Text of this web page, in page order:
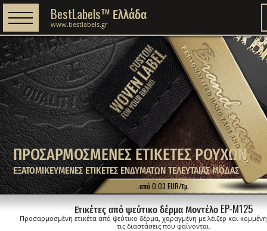
ΠΡΟΣΑΡΜΟΣΜΕΝΕΣ ΕΤΙΚΕΤΕΣ ΡΟΥΧΩΝ
ΕΞΑΤΟΜΙΚΕΥΜΕΝΕΣ ΕΤΙΚΕΤΕΣ ΕΝΔΥΜΑΤΩΝ ΤΕΛΕΥΤΑΙΑΣ ΜΟΔΑΣ
BestLabels™ Ελλάδα
www.bestlabels.gr
...από 0,03 EUR/Τμ.
Ετικέτες από ψεύτικο δέρμα Μοντέλο EP-M125
Προσαρμοσμένη ετικέτα από ψεύτικο δέρμα, χαραγμένη με λέιζερ και
τις διαστάσεις που φαίνονται.